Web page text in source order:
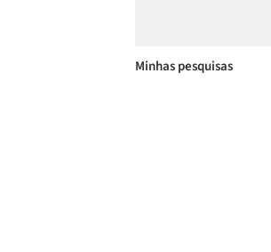
Minhas pesquisas